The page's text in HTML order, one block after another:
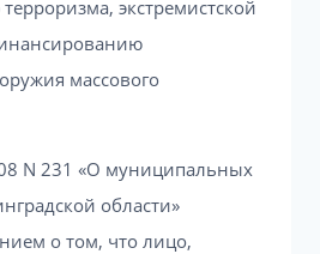
экстремистской
массового
N 231 «О муниципальных
области»
о том, что лицо,